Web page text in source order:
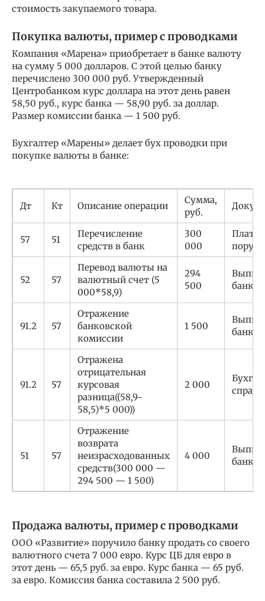
стоимость закупаемого товара.
Покупка валюты, пример с проводками
Компания «Марена» приобретает в банке валюту
на сумму 5 000 долларов. С этой целью банку
перечислено 300 000 руб. Утвержденный
Центробанком курс доллара на этот день равен
58,50 руб., курс банка — 58,90 руб. за доллар.
Размер комиссии банка — 1 500 руб.
Бухгалтер «Марены» делает бух проводки при
покупке валюты в банке:
Дт Кт Описание операции
Сумма,
руб.
57 51
Перечисление
средств в банк
300
000
52 57
Перевод валюты на
валютный счет (5
000*58,9)
294
500
банка
91.2 57
Отражение
банковской
комиссии
1 500
банка
91.2 57
Отражена
отрицательная
курсовая
разница((58,9-
58,5)*5 000))
2 000
51 57
Отражение
возврата
неизрасходованных
средств(300 000 —
294 500 — 1 500)
4 000
банка
Продажа валюты, пример с проводками
ООО «Развитие» поручило банку продать со своего
валютного счета 7 000 евро. Курс ЦБ для евро в
этот день — 65,5 руб. за евро. Курс банка — 65 руб.
за евро. Комиссия банка составила 2 500 руб.